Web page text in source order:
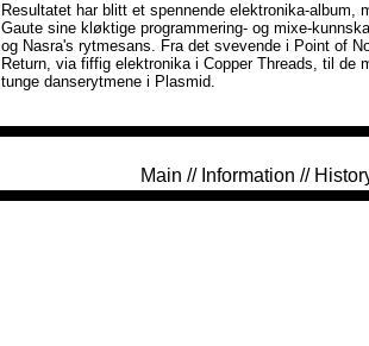
Resultatet har blitt et spennende elektronika-album,
Gaute sine kløktige programmering- og mixe-
og Nasra's rytmesans. Fra det svevende i Point of
Return, via fiffig elektronika i Copper Threads, til de
tunge danserytmene i Plasmid.
Main // Information //